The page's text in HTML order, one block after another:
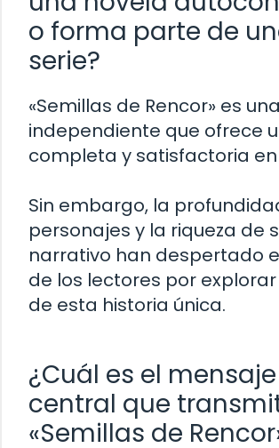
o forma parte de
serie?
«Semillas de Rencor» es
independiente que ofrece
completa y satisfactoria
Sin embargo, la
personajes y la riqueza de
narrativo han despertado
de los lectores por
de esta historia única.
¿Cuál es el mensaje
central que
«Semillas de